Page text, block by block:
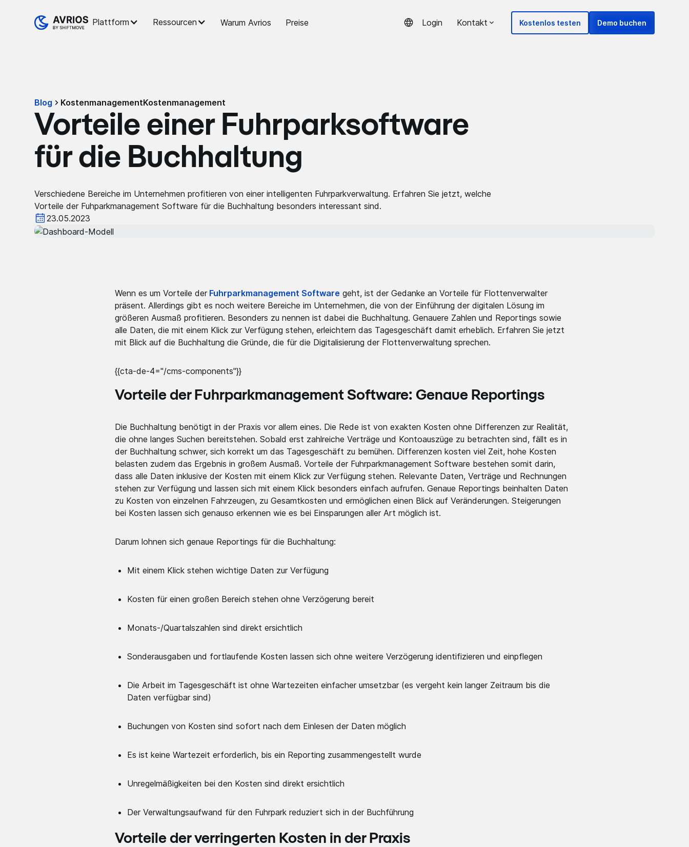
Plattform Ressourcen Warum Avrios Preise Login Kontakt Kostenlos testen Demo buchen
Blog KostenmanagementKostenmanagement
Vorteile einer Fuhrparksoftware
für die Buchhaltung
Verschiedene Bereiche im Unternehmen profitieren von einer intelligenten Fuhrparkverwaltung. Erfahren Sie jetzt, welche
Vorteile der Fuhparkmanagement Software für die Buchhaltung besonders interessant sind.
23.05.2023
Wenn es um Vorteile derFuhrparkmanagement Software geht, ist der Gedanke an Vorteile für Flottenverwalter
präsent. Allerdings gibt es noch weitere Bereiche im Unternehmen, die von der Einführung der digitalen Lösung im
größeren Ausmaß profitieren. Besonders zu nennen ist dabei die Buchhaltung. Genauere Zahlen und Reportings sowie
alle Daten, die mit einem Klick zur Verfügung stehen, erleichtern das Tagesgeschäft damit erheblich. Erfahren Sie jetzt
mit Blick auf die Buchhaltung die Gründe, die für die Digitalisierung der Flottenverwaltung sprechen.
{{cta-de-4="/cms-components"}}
Vorteile der Fuhrparkmanagement Software: Genaue Reportings
Die Buchhaltung benötigt in der Praxis vor allem eines. Die Rede ist von exakten Kosten ohne Differenzen zur Realität,
die ohne langes Suchen bereitstehen. Sobald erst zahlreiche Verträge und Kontoauszüge zu betrachten sind, fällt es in
der Buchhaltung schwer, sich korrekt um das Tagesgeschäft zu bemühen. Differenzen kosten viel Zeit, hohe Kosten
belasten zudem das Ergebnis in großem Ausmaß. Vorteile der Fuhrparkmanagement Software bestehen somit darin,
dass alle Daten inklusive der Kosten mit einem Klick zur Verfügung stehen. Relevante Daten, Verträge und Rechnungen
stehen zur Verfügung und lassen sich mit einem Klick besonders einfach aufrufen. Genaue Reportings beinhalten Daten
zu Kosten von einzelnen Fahrzeugen, zu Gesamtkosten und ermöglichen einen Blick auf Veränderungen. Steigerungen
bei Kosten lassen sich genauso erkennen wie es bei Einsparungen aller Art möglich ist.
Darum lohnen sich genaue Reportings für die Buchhaltung:
Mit einem Klick stehen wichtige Daten zur Verfügung
Kosten für einen großen Bereich stehen ohne Verzögerung bereit
Monats-/Quartalszahlen sind direkt ersichtlich
Sonderausgaben und fortlaufende Kosten lassen sich ohne weitere Verzögerung identifizieren und einpflegen
Die Arbeit im Tagesgeschäft ist ohne Wartezeiten einfacher umsetzbar (es vergeht kein langer Zeitraum bis die
Daten verfügbar sind)
Buchungen von Kosten sind sofort nach dem Einlesen der Daten möglich
Es ist keine Wartezeit erforderlich, bis ein Reporting zusammengestellt wurde
Unregelmäßigkeiten bei den Kosten sind direkt ersichtlich
Der Verwaltungsaufwand für den Fuhrpark reduziert sich in der Buchführung
Vorteile der verringerten Kosten in der Praxis